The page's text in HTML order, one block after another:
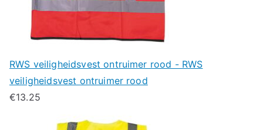
RWS veiligheidsvest ontruimer rood - RWS
veiligheidsvest ontruimer rood
€13.25